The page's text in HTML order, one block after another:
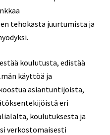
tehokasta juurtumista ja
koulutusta, edistää
käyttöä ja
asiantuntijoista,
eri
koulutuksesta ja
verkostomaisesti